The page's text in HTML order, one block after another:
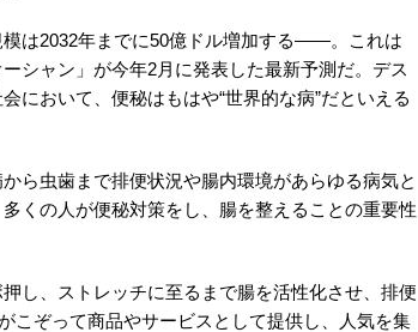
は2032年までに50億ドル増加する――。これは
シャン」が今年2月に発表した最新予測だ。デス
において、便秘はもはや“世界的な病”だといえる
ら虫歯まで排便状況や腸内環境があらゆる病気と
くの人が便秘対策をし、腸を整えることの重要性
し、ストレッチに至るまで腸を活性化させ、排便
こぞって商品やサービスとして提供し、人気を集